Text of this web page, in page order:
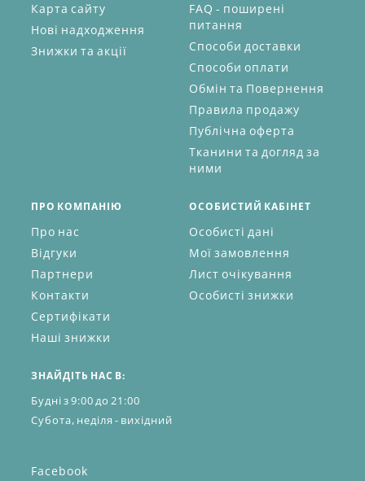
Карта сайту
Нові надходження
Знижки та акції
FAQ - поширені
питання
Способи доставки
Способи оплати
Обмін та Повернення
Правила продажу
Публічна оферта
Тканини та догляд за
ними
ПРО КОМПАНІЮ
Про нас
Відгуки
Партнери
Контакти
Сертифікати
Наші знижки
ОСОБИСТИЙ КАБІНЕТ
Особисті дані
Мої замовлення
Лист очікування
Особисті знижки
ЗНАЙДІТЬ НАС В:
Будні з 9:00 до 21:00
Субота, неділя - вихідний
Facebook